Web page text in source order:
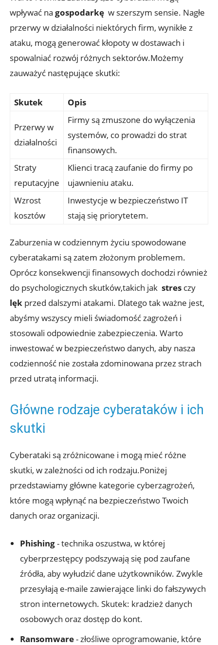
wpływać na gospodarkę ⁣ w szerszym‍ sensie. Nagłe
przerwy w działalności niektórych firm, wynikłe ⁢z
ataku, mogą‍ generować ‍kłopoty w dostawach i
spowalniać rozwój różnych sektorów.Możemy
zauważyć następujące skutki:
Skutek Opis
Przerwy ‍w⁤
działalności
Firmy​ są zmuszone do⁢ wyłączenia
systemów, co prowadzi do strat
finansowych.
Straty
⁤reputacyjne
Klienci tracą zaufanie do firmy po⁣
ujawnieniu ataku.
Wzrost‌
kosztów
Inwestycje ‌w‍ bezpieczeństwo IT
stają się priorytetem.
Zaburzenia⁤ w codziennym​ życiu​ spowodowane​
cyberatakami są zatem złożonym problemem.
Oprócz konsekwencji finansowych ⁢dochodzi⁤ również
⁣do psychologicznych ​skutków,takich jak ⁣ stres czy⁢
lęk przed ‍dalszymi​ atakami. ‍Dlatego tak ważne jest,
abyśmy ‌wszyscy mieli świadomość‍ zagrożeń i
stosowali ⁢odpowiednie ‌zabezpieczenia. Warto​
inwestować w bezpieczeństwo danych, aby nasza
codzienność nie została‍ zdominowana​ przez strach
‌przed utratą ⁣informacji.
Główne rodzaje cyberataków i ich
‌skutki
Cyberataki⁢ są zróżnicowane i ​mogą mieć różne
skutki, w zależności od ⁢ich rodzaju.Poniżej
przedstawiamy główne kategorie cyberzagrożeń,
które mogą wpłynąć na bezpieczeństwo ⁢Twoich‍
danych ⁣oraz ⁢organizacji.
Phishing⁤- ​technika⁣ oszustwa,⁣ w⁢ której
cyberprzestępcy podszywają się pod zaufane
źródła, aby wyłudzić dane użytkowników. Zwykle
przesyłają⁢ e-maile zawierające linki⁤ do ⁤fałszywych
‌stron internetowych. ‌Skutek: kradzież ⁣danych
osobowych oraz dostęp do kont.
Ransomware‌- złośliwe oprogramowanie, które ​